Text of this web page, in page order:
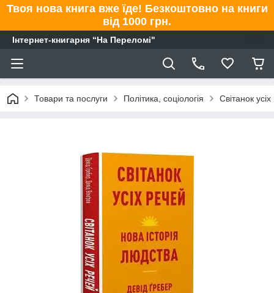
Твоя нова книга вже їде! Безкоштовно на книги
від 1000 грн.
Інтернет-книгарня “На Переломі"
Товари та послуги Політика, соціологія Світанок